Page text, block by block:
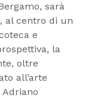
sarà
, al centro di un
e
la
oltre
all’arte